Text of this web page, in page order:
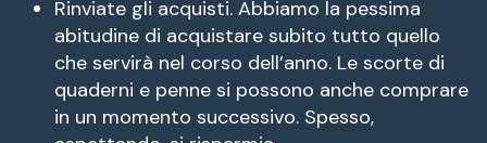
Rinviate gli acquisti. Abbiamo la pessima
abitudine di acquistare subito tutto quello
che servirà nel corso dell’anno. Le scorte di
quaderni e penne si possono anche comprare
in un momento successivo. Spesso,